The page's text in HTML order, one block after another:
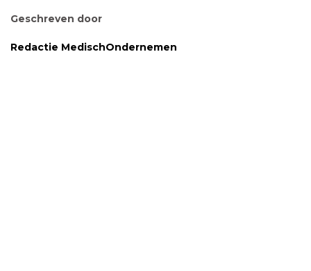
Geschreven door
Redactie MedischOndernemen